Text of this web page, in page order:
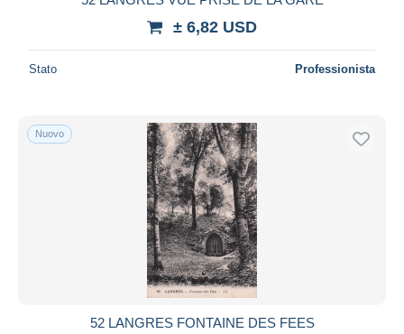
± 6,82 USD
Stato Professionista
Nuovo
52 LANGRES FONTAINE DES FEES